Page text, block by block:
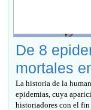
De 8
mortales
La historia de la
epidemias, cuya
historiadores con el